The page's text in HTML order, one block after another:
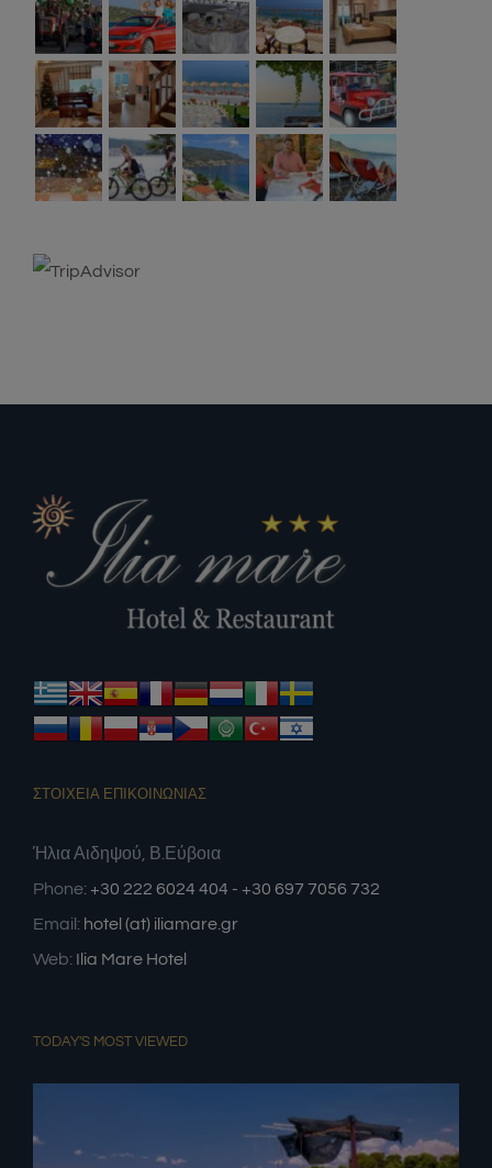
ΣΤΟΙΧΕΙΑ ΕΠΙΚΟΙΝΩΝΙΑΣ
Ήλια Αιδηψού, Β.Εύβοια
Phone: +30 222 6024 404 - +30 697 7056 732
Email: hotel (at) iliamare.gr
Web: Ilia Mare Hotel
TODAY'S MOST VIEWED